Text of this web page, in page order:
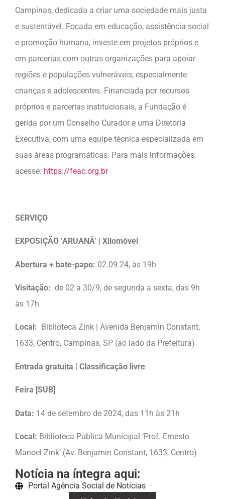
Campinas, dedicada a criar uma sociedade mais justa
e sustentável. Focada em educação, assistência social
e promoção humana, investe em projetos próprios e
em parcerias com outras organizações para apoiar
regiões e populações vulneráveis, especialmente
crianças e adolescentes. Financiada por recursos
próprios e parcerias institucionais, a Fundação é
gerida por um Conselho Curador e uma Diretoria
Executiva, com uma equipe técnica especializada em
suas áreas programáticas. Para mais informações,
acesse: https://feac.org.br
SERVIÇO
EXPOSIÇÃO ‘ARUANÃ’ | Xilomóvel
Abertura + bate-papo: 02.09.24, às 19h
Visitação: de 02 a 30/9, de segunda a sexta, das 9h
às 17h
Local: Biblioteca Zink | Avenida Benjamin Constant,
1633, Centro, Campinas, SP (ao lado da Prefeitura)
Entrada gratuita | Classificação livre
Feira [SUB]
Data: 14 de setembro de 2024, das 11h às 21h
Local: Biblioteca Pública Municipal ‘Prof. Ernesto
Manoel Zink’ (Av. Benjamin Constant, 1633, Centro)
Notícia na íntegra aqui:
Portal Agência Social de Notícias